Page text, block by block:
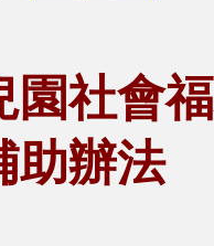
園社會
助辦法